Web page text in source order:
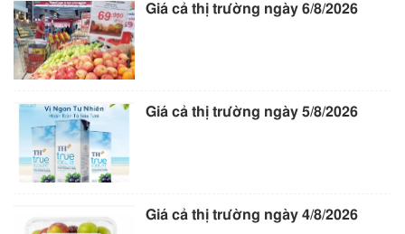
Giá cả thị trường ngày 6/8/2026
Giá cả thị trường ngày 5/8/2026
Giá cả thị trường ngày 4/8/2026